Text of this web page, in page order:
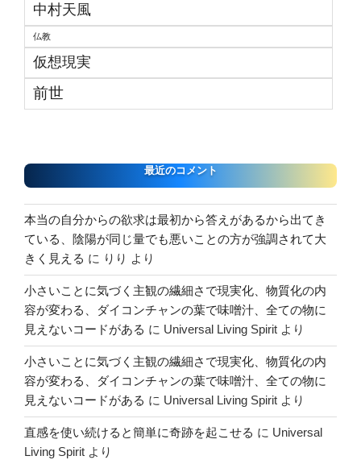
中村天風
仏教
仮想現実
前世
最近のコメント
本当の自分からの欲求は最初から答えがあるから出てき
ている、陰陽が同じ量でも悪いことの方が強調されて大
きく見える に りり より
小さいことに気づく主観の繊細さで現実化、物質化の内
容が変わる、ダイコンチャンの葉で味噌汁、全ての物に
見えないコードがある に Universal Living Spirit より
小さいことに気づく主観の繊細さで現実化、物質化の内
容が変わる、ダイコンチャンの葉で味噌汁、全ての物に
見えないコードがある に Universal Living Spirit より
直感を使い続けると簡単に奇跡を起こせる に Universal
Living Spirit より